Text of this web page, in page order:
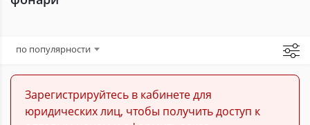
по популярности
Зарегистрируйтесь в кабинете для
юридических лиц, чтобы получить доступ к